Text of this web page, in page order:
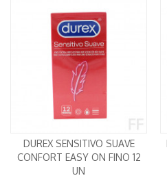
DUREX SENSITIVO SUAVE
CONFORT EASY ON FINO 12
UN